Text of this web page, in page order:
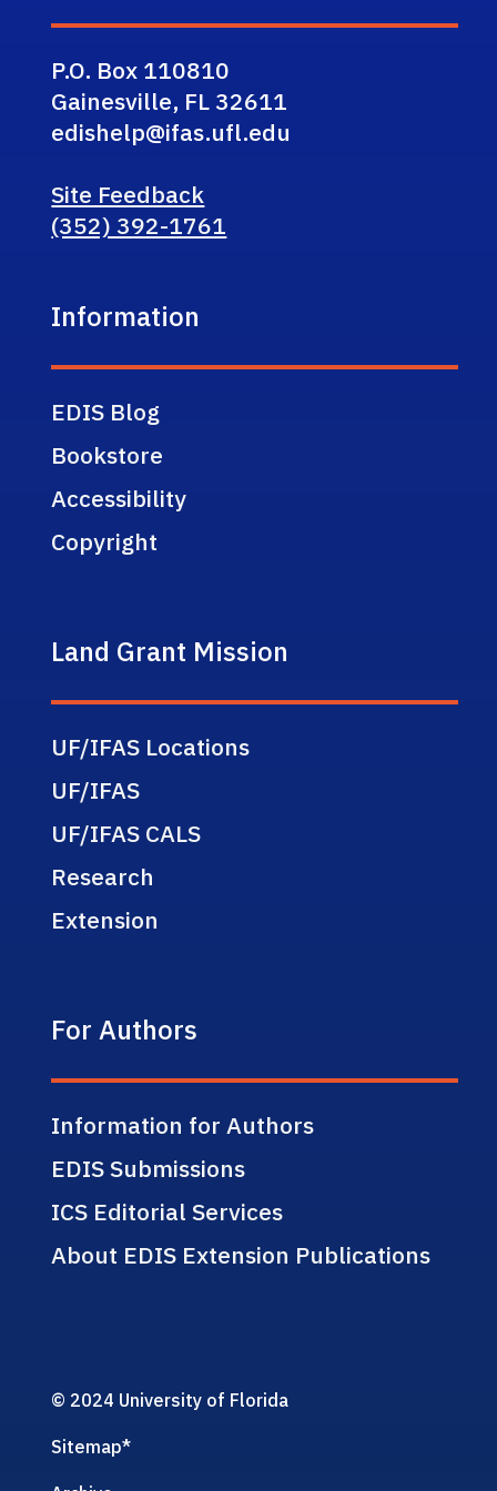
P.O. Box 110810
Gainesville, FL 32611
edishelp@ifas.ufl.edu
Site Feedback
(352) 392-1761
Information
EDIS Blog
Bookstore
Accessibility
Copyright
Land Grant Mission
UF/IFAS Locations
UF/IFAS
UF/IFAS CALS
Research
Extension
For Authors
Information for Authors
EDIS Submissions
ICS Editorial Services
About EDIS Extension Publications
© 2024 University of Florida
Sitemap*